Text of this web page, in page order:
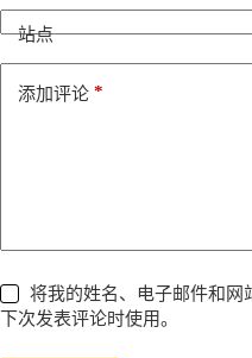
站点
添加评论 *
将我的姓名、电子邮件和网
下次发表评论时使用。
t
i